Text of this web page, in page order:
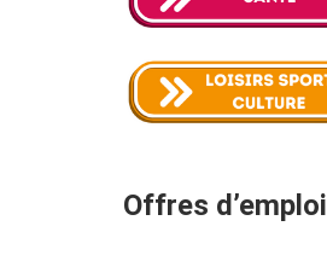
Offres d’emploi